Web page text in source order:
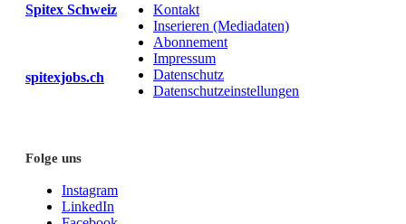
Spitex Schweiz
spitexjobs.ch
Kontakt
Inserieren (Mediadaten)
Abonnement
Impressum
Datenschutz
Datenschutzeinstellungen
Folge uns
Instagram
LinkedIn